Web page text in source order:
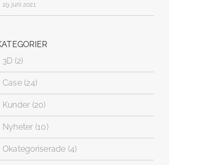
29 juni 2021
3D (2)
Case (24)
Kunder (20)
Nyheter (10)
Okategoriserade (4)